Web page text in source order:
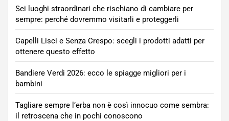
Sei luoghi straordinari che rischiano di cambiare per
sempre: perché dovremmo visitarli e proteggerli
Capelli Lisci e Senza Crespo: scegli i prodotti adatti per
ottenere questo effetto
Bandiere Verdi 2026: ecco le spiagge migliori per i
bambini
Tagliare sempre l’erba non è così innocuo come sembra:
il retroscena che in pochi conoscono